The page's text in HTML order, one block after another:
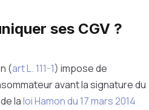
ses CGV ?
(art L. 111-1) impose de
avant la signature du
laloi Hamon du 17 mars 2014